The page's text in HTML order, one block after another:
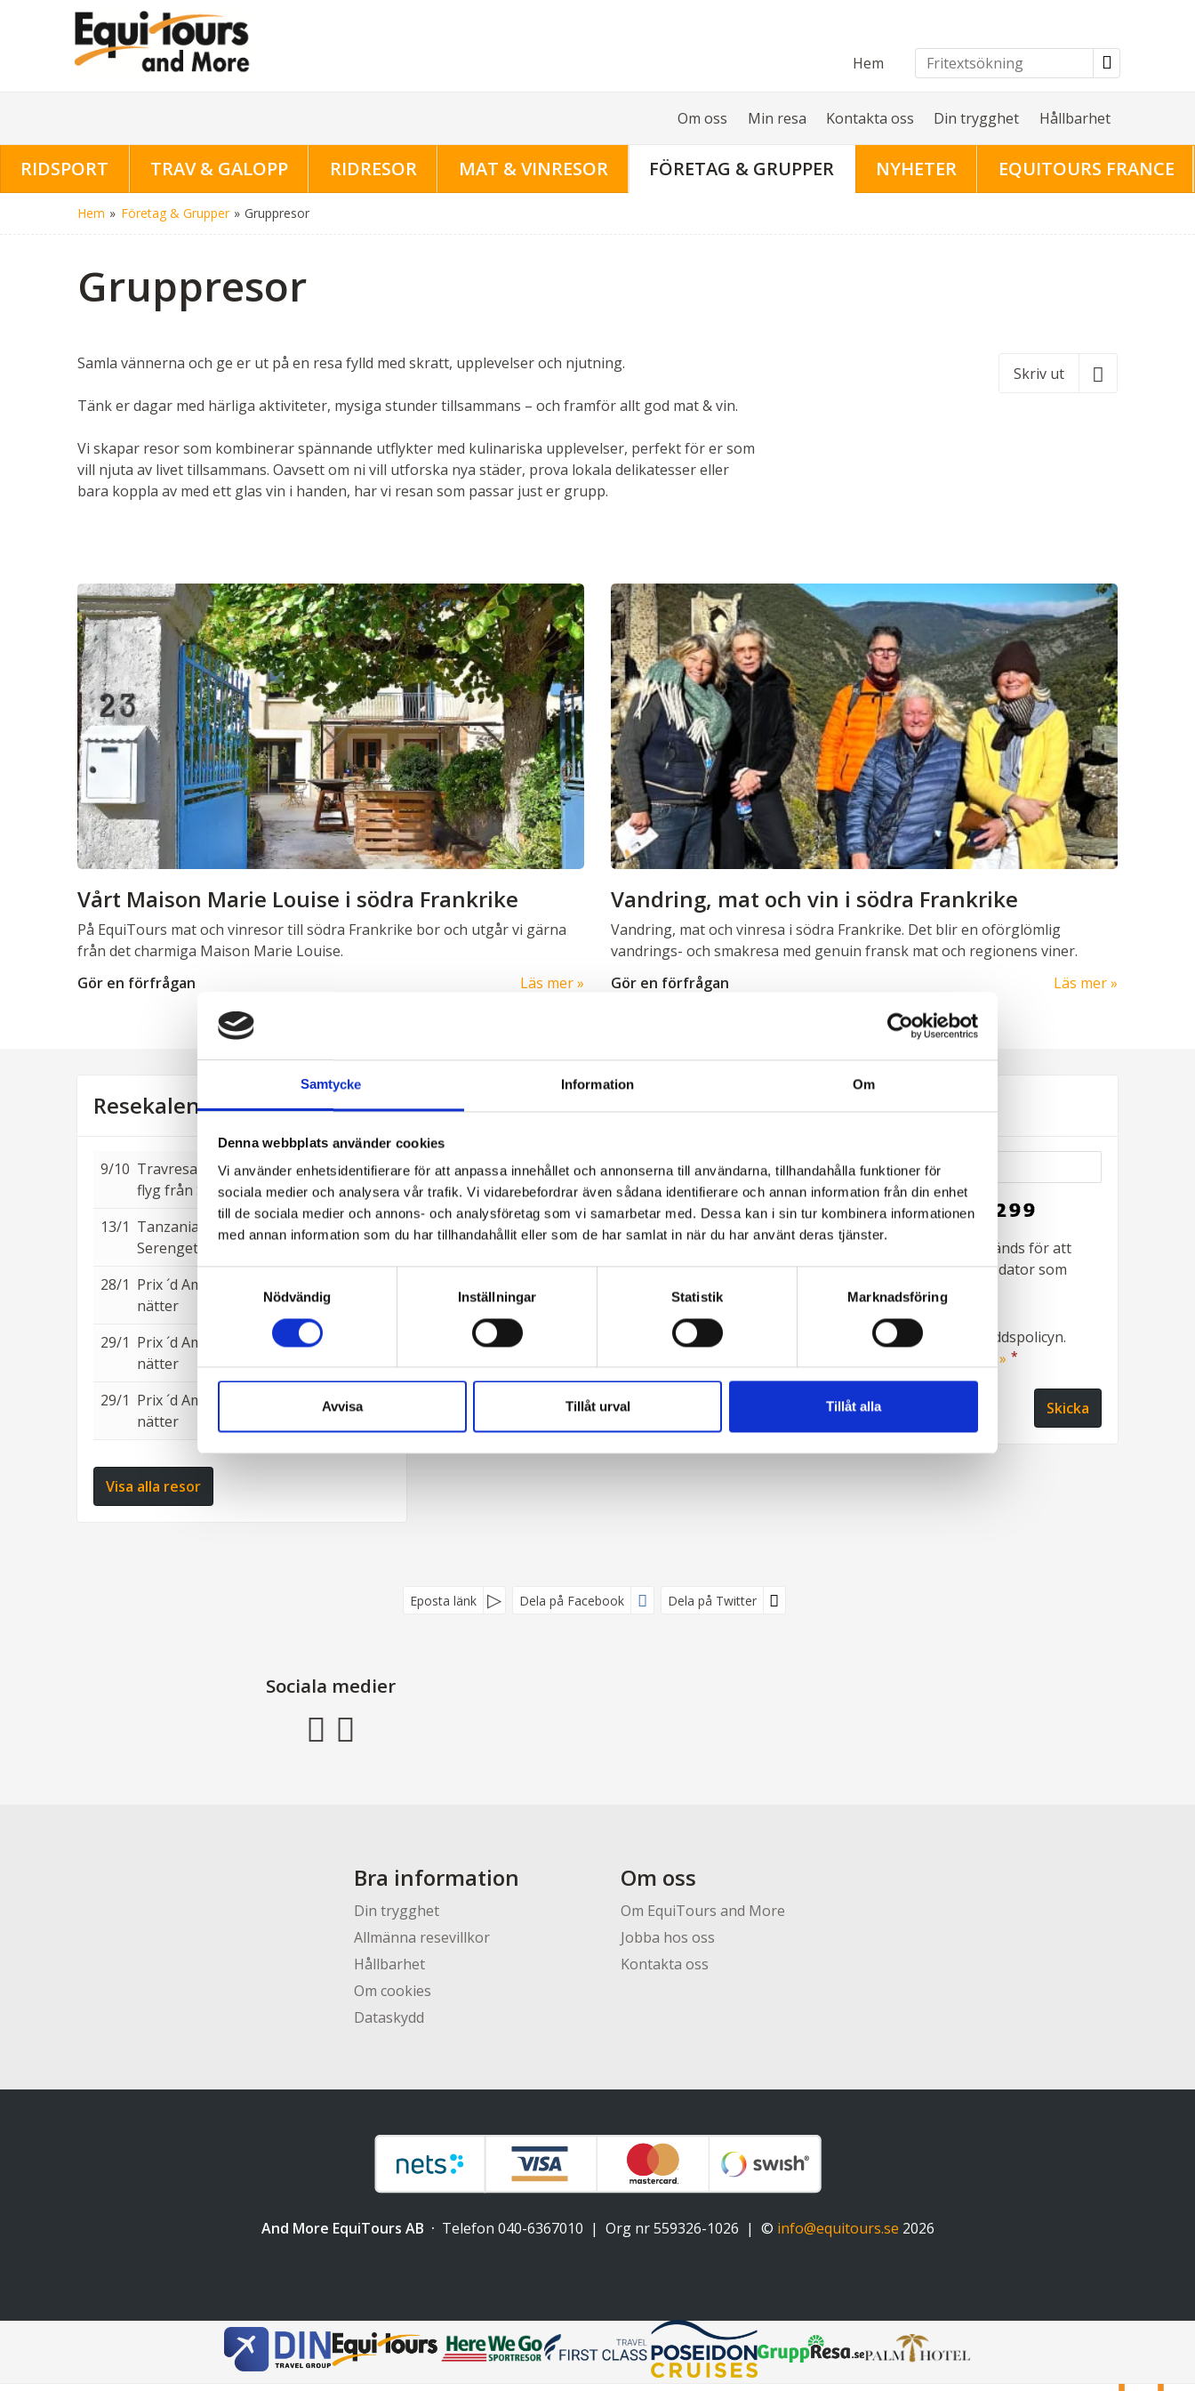
Samtycke Information Om
Denna webbplats använder cookies
Vi använder enhetsidentifierare för att anpassa innehållet och annonserna till användarna, tillhandahålla funktioner för
sociala medier och analysera vår trafik. Vi vidarebefordrar även sådana identifierare och annan information från din enhet
till de sociala medier och annons- och analysföretag som vi samarbetar med. Dessa kan i sin tur kombinera informationen
med annan information som du har tillhandahållit eller som de har samlat in när du har använt deras tjänster.
Nödvändig
Inställningar Statistik Marknadsföring
Avvisa Tillåt urval Tillåt alla
Hem
Om oss Min resa Kontakta oss Din trygghet Hållbarhet
RIDSPORT TRAV & GALOPP RIDRESOR MAT & VINRESOR FÖRETAG & GRUPPER NYHETER EQUITOURS FRANCE
Hem » Företag & Grupper » Gruppresor
Gruppresor
Samla vännerna och ge er ut på en resa fylld med skratt, upplevelser och njutning.
Tänk er dagar med härliga aktiviteter, mysiga stunder tillsammans – och framför allt god mat & vin.
Vi skapar resor som kombinerar spännande utflykter med kulinariska upplevelser, perfekt för er som
vill njuta av livet tillsammans. Oavsett om ni vill utforska nya städer, prova lokala delikatesser eller
bara koppla av med ett glas vin i handen, har vi resan som passar just er grupp.
Skriv ut
Vårt Maison Marie Louise i södra Frankrike
På EquiTours mat och vinresor till södra Frankrike bor och utgår vi gärna
från det charmiga Maison Marie Louise.
Gör en förfrågan
Läs mer
Vandring, mat och vin i södra Frankrike
Vandring, mat och vinresa i södra Frankrike. Det blir en oförglömlig
vandrings- och smakresa med genuin fransk mat och regionens viner.
Gör en förfrågan
Läs mer
Resekalender
9/10 Travresa till Turin med
flyg från Stockholm
från 14 400:-
13/1 Tanzania Ridsafari -
Serengeti 2027
från 88 000:-
28/1 Prix ´d Amerique 4
nätter
29/1 Prix ´d Amerique 3
nätter
från 13 800:-
29/1 Prix ´d Amerique 3
nätter
från 13 800:-
Visa alla resor
Kontakta oss
Telefon:
E-post: info@equitours.se
Nyhetsbrev
*
Fyll i denna kod. Detta används för att
kontrollera att det inte är en dator som
fyller i formulär automatiskt.
Jag samtycker till dataskyddspolicyn.
Läs vår dataskyddspolicy här » *
Eposta länk Dela på Facebook Dela på Twitter
Sociala medier
Bra information
Din trygghet
Allmänna resevillkor
Hållbarhet
Om cookies
Dataskydd
Om oss
Om EquiTours and More
Jobba hos oss
Kontakta oss
And More EquiTours AB Telefon 040-6367010 Org nr 559326-1026 © info@equitours.se 2026